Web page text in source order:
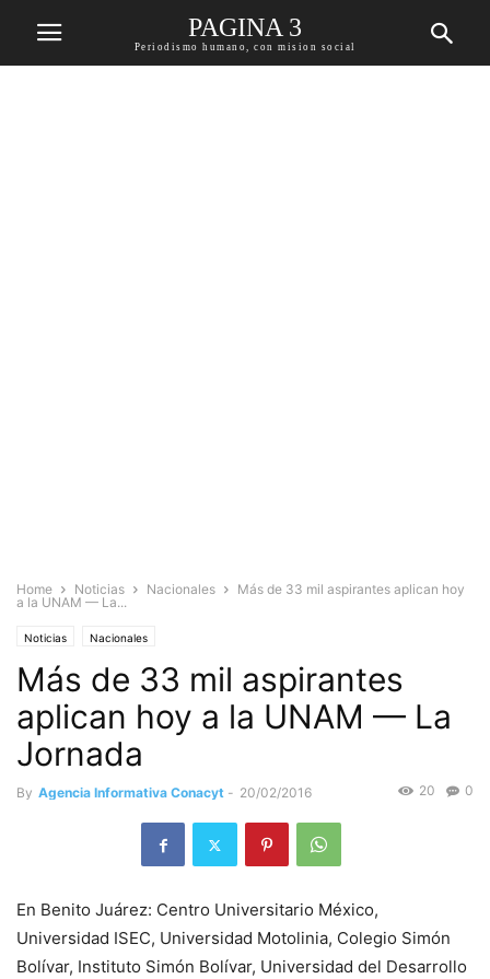
PAGINA 3
Periodismo humano, con mision social
Home Noticias Nacionales
Más de 33 mil aspirantes aplican hoy
a la UNAM — La...
Noticias Nacionales
Más de 33 mil aspirantes
aplican hoy a la UNAM — La
Jornada
By Agencia Informativa Conacyt - 20/02/2016 0
20
En Benito Juárez: Centro Universitario México,
Universidad ISEC, Universidad Motolinia, Colegio Simón
Bolívar, Instituto Simón Bolívar, Universidad del Desarrollo